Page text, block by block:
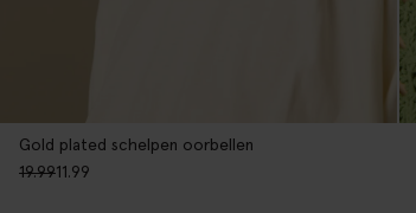
Gold plated schelpen oorbellen
19.9911.99